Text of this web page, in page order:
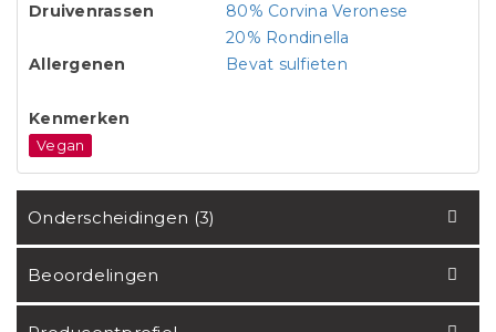
Druivenrassen
80% Corvina Veronese
20% Rondinella
Allergenen
Bevat sulfieten
Kenmerken
Vegan
Onderscheidingen (3)
Beoordelingen